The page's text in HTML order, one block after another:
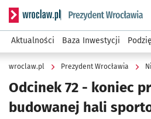
Serwis informacyjny wroclaw.pl
Aktualności Baza Inwestycji
wroclaw.pl Prezydent Wrocławia
Odcinek 72 - koniec
budowanej hali